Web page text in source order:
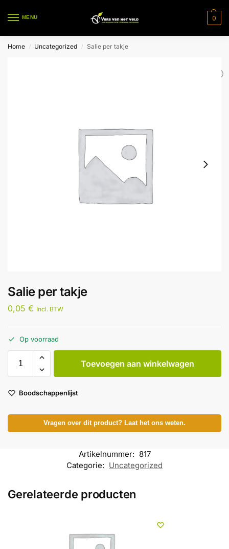
MENU 0
Home / Uncategorized / Salie per takje
Salie per takje
0,05 € Incl. BTW
Op voorraad
Toevoegen aan winkelwagen
Boodschappenlijst
Vragen over dit product? Laat het ons weten.
Artikelnummer: 817
Categorie: Uncategorized
Gerelateerde producten